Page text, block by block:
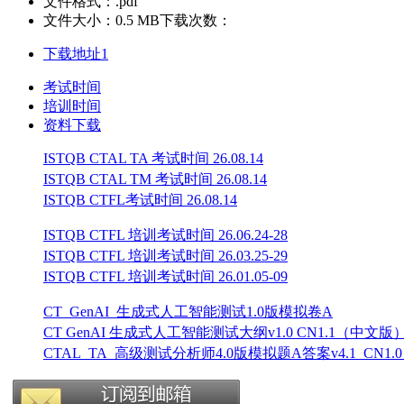
文件大小：0.5 MB下载次数：
下载地址1
考试时间
培训时间
资料下载
ISTQB CTAL TA 考试时间 26.08.14
ISTQB CTAL TM 考试时间 26.08.14
ISTQB CTFL考试时间 26.08.14
ISTQB CTFL 培训考试时间 26.06.24-28
ISTQB CTFL 培训考试时间 26.03.25-29
ISTQB CTFL 培训考试时间 26.01.05-09
CT_GenAI_生成式人工智能测试1.0版模拟卷A
CT GenAI 生成式人工智能测试大纲v1.0 CN1.1（中文版）
CTAL_TA_高级测试分析师4.0版模拟题A答案v4.1_CN1.0